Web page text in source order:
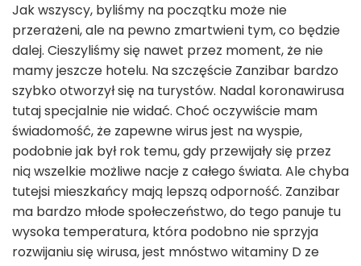
Jak wszyscy, byliśmy na początku może nie
przerażeni, ale na pewno zmartwieni tym, co będzie
dalej. Cieszyliśmy się nawet przez moment, że nie
mamy jeszcze hotelu. Na szczęście Zanzibar bardzo
szybko otworzył się na turystów. Nadal koronawirusa
tutaj specjalnie nie widać. Choć oczywiście mam
świadomość, że zapewne wirus jest na wyspie,
podobnie jak był rok temu, gdy przewijały się przez
nią wszelkie możliwe nacje z całego świata. Ale chyba
tutejsi mieszkańcy mają lepszą odporność. Zanzibar
ma bardzo młode społeczeństwo, do tego panuje tu
wysoka temperatura, która podobno nie sprzyja
rozwijaniu się wirusa, jest mnóstwo witaminy D ze